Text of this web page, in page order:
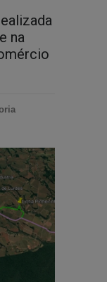
na